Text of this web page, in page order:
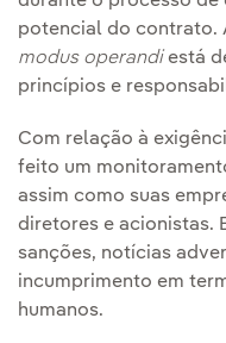
potencial do contrato.
modus operandiestá
princípios e
Com relação à
feito um
assim como suas
diretores e acionistas.
sanções, notícias
incumprimento em
humanos.